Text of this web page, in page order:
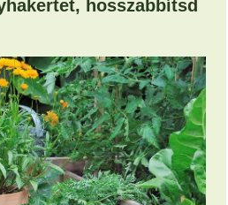
hosszabbítsd